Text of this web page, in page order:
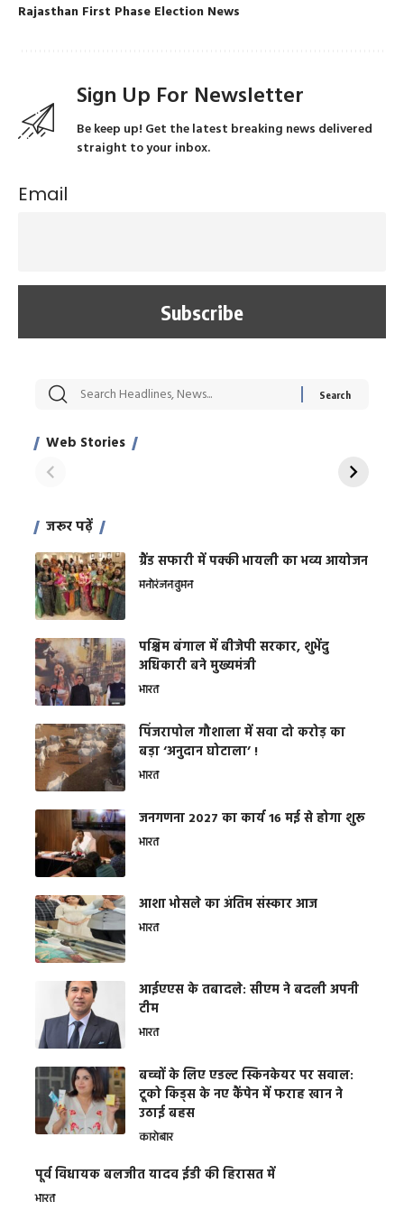
Rajasthan First Phase Election News
Sign Up For Newsletter
Be keep up! Get the latest breaking news delivered
straight to your inbox.
Email
Web Stories
सट्टेबाजी में अरेस्ट हुए
साहिल खान
रोज एक कच्चे लहसुन
जरूर पढ़ें
ग्रैंड सफारी में पक्की भायली का भव्य आयोजन
मनोरंजनवुमन
पश्चिम बंगाल में बीजेपी सरकार, शुभेंदु
अधिकारी बने मुख्यमंत्री
भारत
​पिंजरापोल गौशाला में सवा दो करोड़ का
बड़ा ‘अनुदान घोटाला’ !
भारत
जनगणना 2027 का कार्य 16 मई से होगा शुरू
भारत
आशा भोसले का अंतिम संस्कार आज
भारत
आईएएस के तबादले: सीएम ने बदली अपनी
टीम
भारत
बच्चों के लिए एडल्ट स्किनकेयर पर सवाल:
टूको किड्स के नए कैंपेन में फराह खान ने
उठाई बहस
कारोबार
पूर्व विधायक बलजीत यादव ईडी की हिरासत में
भारत